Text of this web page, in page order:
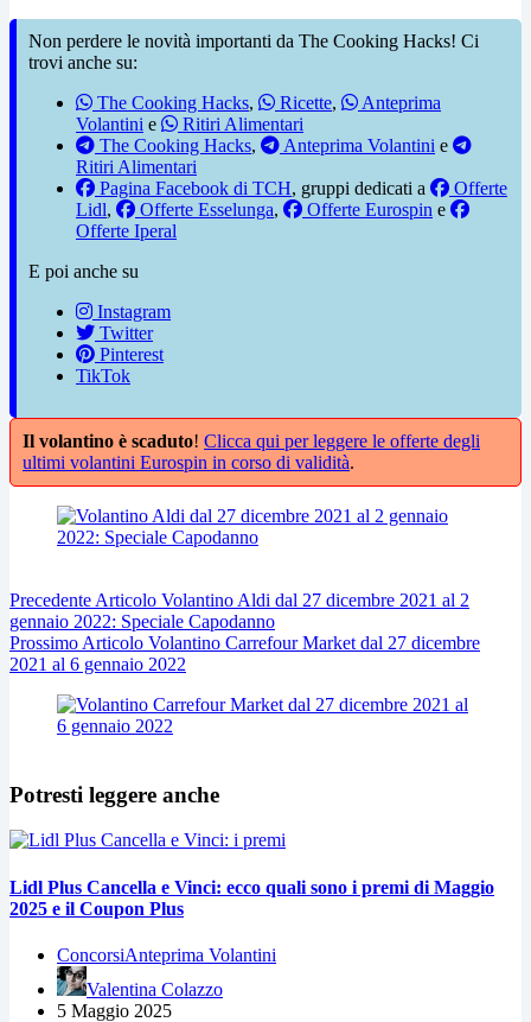
Non perdere le novità importanti da The Cooking Hacks! Ci
trovi anche su:
The Cooking Hacks, Ricette,
Anteprima
Volantini e
Ritiri Alimentari
The Cooking Hacks, Anteprima Volantini e
Ritiri Alimentari
Pagina Facebook di TCH, gruppi dedicati a
Offerte
Lidl, Offerte Esselunga, Offerte Eurospin e
Offerte Iperal
E poi anche su
Instagram
Twitter
Pinterest
TikTok
Il volantino è scaduto! Clicca qui per leggere le offerte degli
ultimi volantini Eurospin in corso di validità.
Precedente Articolo Volantino Aldi dal 27 dicembre 2021 al 2
gennaio 2022: Speciale Capodanno
Prossimo Articolo Volantino Carrefour Market dal 27 dicembre
2021 al 6 gennaio 2022
Potresti leggere anche
Lidl Plus Cancella e Vinci: ecco quali sono i premi di Maggio
2025 e il Coupon Plus
ConcorsiAnteprima Volantini
Valentina Colazzo
5 Maggio 2025